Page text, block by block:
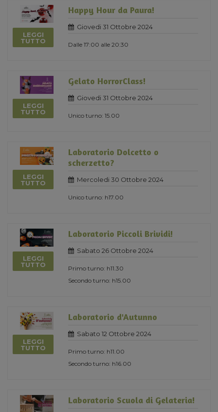
LEGGI
TUTTO
Happy Hour da Paura!
Giovedi 31 Ottobre 2024
Dalle 17:00 alle 20:30
LEGGI
TUTTO
Gelato HorrorClass!
Giovedi 31 Ottobre 2024
Unico turno: 15.00
LEGGI
TUTTO
Laboratorio Dolcetto o
scherzetto?
Mercoledi 30 Ottobre 2024
Unico turno: h17.00
LEGGI
TUTTO
Laboratorio Piccoli Brividi!
Sabato 26 Ottobre 2024
Primo turno: h11.30
Secondo turno: h15.00
LEGGI
TUTTO
Laboratorio d'Autunno
Sabato 12 Ottobre 2024
Primo turno: h11.00
Secondo turno: h16.00
Laboratorio Scuola di Gelateria!